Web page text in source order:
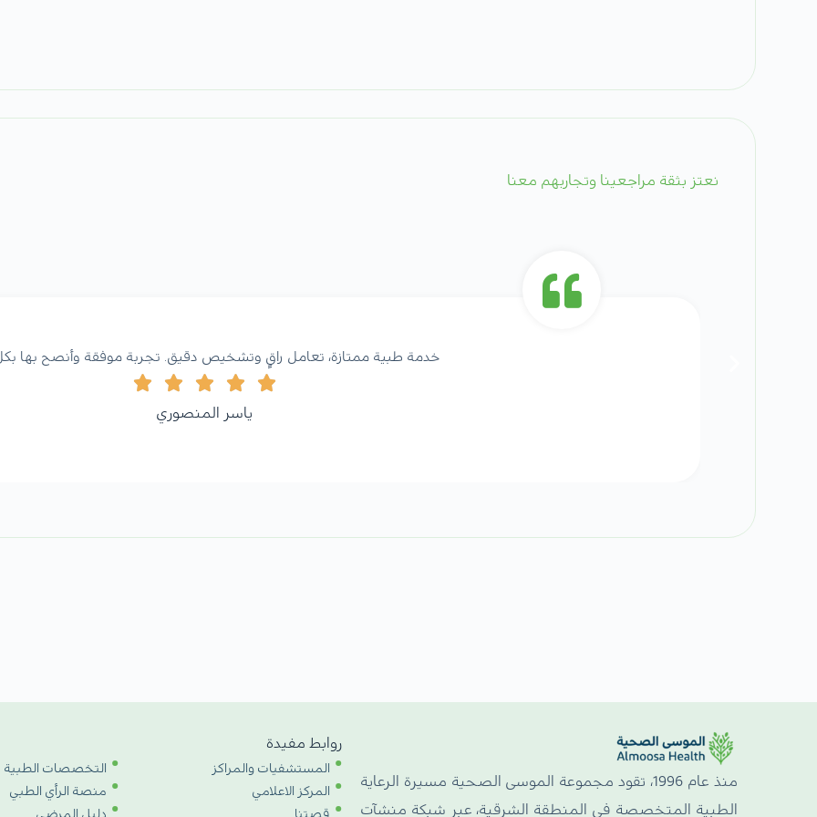
نعتز بثقة مراجعينا وتجاربهم معنا
خدمة طبية ممتازة، تعامل راقٍ وتشخيص دقيق. تجربة موفقة وأنصح بها
ياسر المنصوري
منذ عام 1996، تقود مجموعة الموسى الصحية مسيرة الرعاية
الطبية المتخصصة في المنطقة الشرقية، عبر شبكة منشآت
روابط مفيدة
المستشفيات والمراكز
المركز الاعلامي
قصتنا
التخصصات الطبية
منصة الرأي الطبي
دليل المرضى